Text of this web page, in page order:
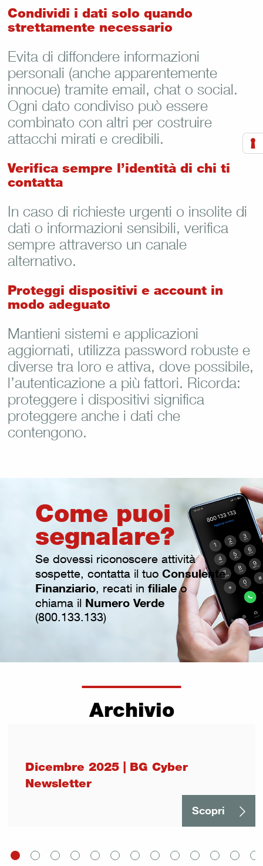
Condividi i dati solo quando
strettamente necessario
Evita di diffondere informazioni
personali (anche apparentemente
innocue) tramite email, chat o social.
Ogni dato condiviso può essere
combinato con altri per costruire
attacchi mirati e credibili.
Verifica sempre l’identità di chi ti
contatta
In caso di richieste urgenti o insolite di
dati o informazioni sensibili, verifica
sempre attraverso un canale
alternativo.
Proteggi dispositivi e account in
modo adeguato
Mantieni sistemi e applicazioni
aggiornati, utilizza password robuste e
diverse tra loro e attiva, dove possibile,
l’autenticazione a più fattori. Ricorda:
proteggere i dispositivi significa
proteggere anche i dati che
contengono.
Come puoi
segnalare?
Se dovessi riconoscere attività
sospette, contatta il tuo Consulente
Finanziario, recati in filialeo
chiama il Numero Verde
(800.133.133)
Archivio
Dicembre 2025 | BG Cyber
Newsletter
Scopri